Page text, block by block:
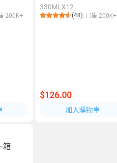
200K+
330MLX12
(48) 已售 200K+
$126.00
加入購物車
箱